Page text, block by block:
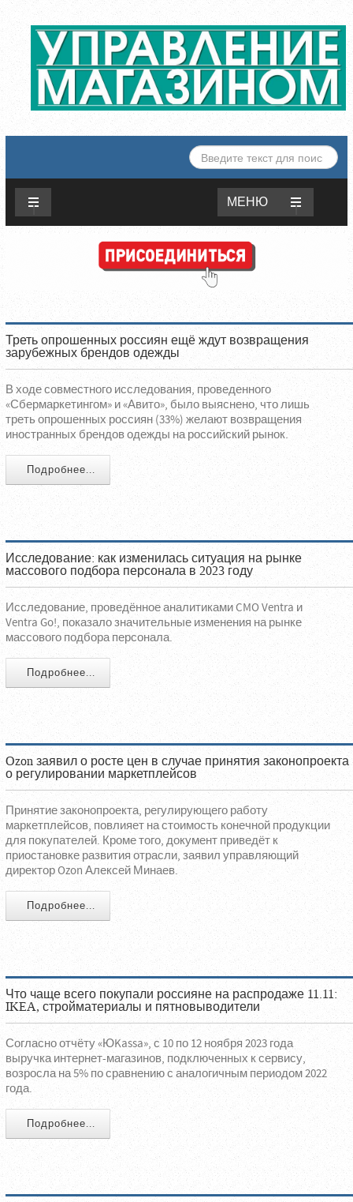
ИСКАТЬ...
МЕНЮ
Треть опрошенных россиян ещё ждут возвращения
зарубежных брендов одежды
В ходе совместного исследования, проведенного
«Сбермаркетингом» и «Авито», было выяснено, что лишь
треть опрошенных россиян (33%) желают возвращения
иностранных брендов одежды на российский рынок.
Подробнее...
Исследование: как изменилась ситуация на рынке
массового подбора персонала в 2023 году
Исследование, проведённое аналитиками CMO Ventra и
Ventra Go!, показало значительные изменения на рынке
массового подбора персонала.
Подробнее...
Ozon заявил о росте цен в случае принятия законопроекта
о регулировании маркетплейсов
Принятие законопроекта, регулирующего работу
маркетплейсов, повлияет на стоимость конечной продукции
для покупателей. Кроме того, документ приведёт к
приостановке развития отрасли, заявил управляющий
директор Ozon Алексей Минаев.
Подробнее...
Что чаще всего покупали россияне на распродаже 11.11:
IKEA, стройматериалы и пятновыводители
Согласно отчёту «ЮKassa», с 10 по 12 ноября 2023 года
выручка интернет-магазинов, подключенных к сервису,
возросла на 5% по сравнению с аналогичным периодом 2022
года.
Подробнее...